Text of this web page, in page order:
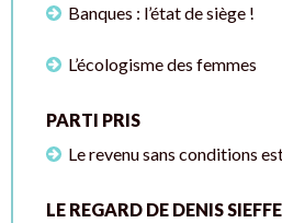
Banques : l’état de siège !
L’écologisme des femmes
PARTI PRIS
Le revenu sans conditions
LE REGARD DE DENIS